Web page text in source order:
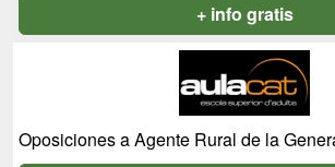
+ info gratis
Oposiciones a Agente Rural de la